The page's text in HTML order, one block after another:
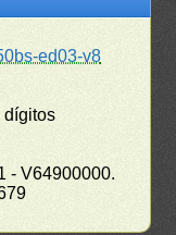
ed03-v8
dígitos
- V64900000.